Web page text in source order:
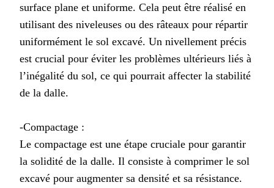
surface plane et uniforme. Cela peut être réalisé en
utilisant des niveleuses ou des râteaux pour répartir
uniformément le sol excavé. Un nivellement précis
est crucial pour éviter les problèmes ultérieurs liés à
l’inégalité du sol, ce qui pourrait affecter la stabilité
de la dalle.
-Compactage :
Le compactage est une étape cruciale pour garantir
la solidité de la dalle. Il consiste à comprimer le sol
excavé pour augmenter sa densité et sa résistance.